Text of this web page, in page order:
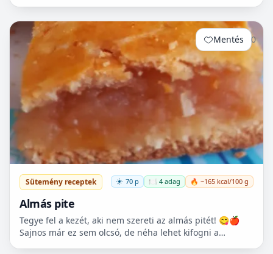
Mentés 0
Sütemény receptek 70 p 🍽️ 4 adag 🔥 ~165 kcal/100 g
Almás pite
Tegye fel a kezét, aki nem szereti az almás pitét! 😋🍎
Sajnos már ez sem olcsó, de néha lehet kifogni a